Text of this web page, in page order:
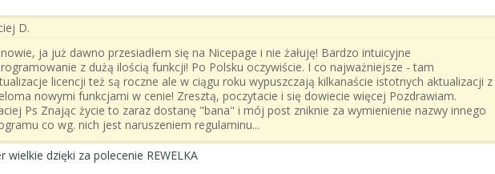
D.
ja już dawno przesiadłem się na Nicepage i nie żałuję! Bardzo intuicyjne
z dużą ilością funkcji! Po Polsku oczywiście. I co najważniejsze - tam
licencji też są roczne ale w ciągu roku wypuszczają kilkanaście istotnych aktualizacji z
nowymi funkcjami w cenie! Zresztą, poczytacie i się dowiecie więcej Pozdrawiam.
Ps Znając życie to zaraz dostanę "bana" i mój post zniknie za wymienienie nazwy innego
co wg. nich jest naruszeniem regulaminu...
wielkie dzięki za polecenie REWELKA